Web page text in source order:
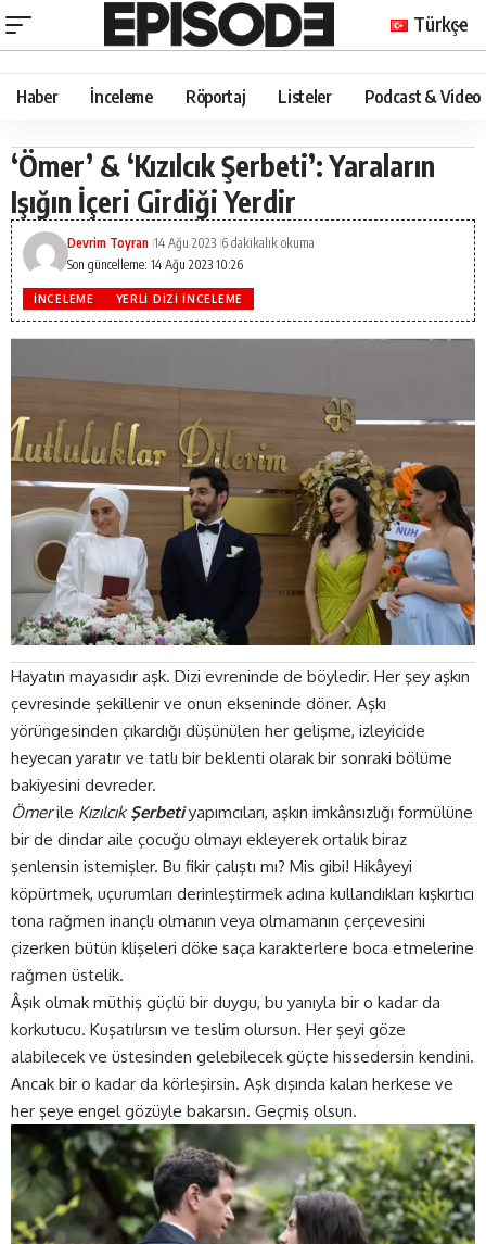
Türkçe
Haber İnceleme Röportaj Listeler Podcast & Video
‘Ömer’ & ‘Kızılcık Şerbeti’: Yaraların
Işığın İçeri Girdiği Yerdir
Son güncelleme: 14 Ağu 2023 10:26
Devrim Toyran 14 Ağu 2023 6 dakikalık okuma
İNCELEME YERLI DIZI İNCELEME
Hayatın mayasıdır aşk. Dizi evreninde de böyledir. Her şey aşkın
çevresinde şekillenir ve onun ekseninde döner. Aşkı
yörüngesinden çıkardığı düşünülen her gelişme, izleyicide
heyecan yaratır ve tatlı bir beklenti olarak bir sonraki bölüme
bakiyesini devreder.
Ömerile Kızılcık Şerbeti yapımcıları, aşkın imkânsızlığı formülüne
bir de dindar aile çocuğu olmayı ekleyerek ortalık biraz
şenlensin istemişler. Bu fikir çalıştı mı? Mis gibi! Hikâyeyi
köpürtmek, uçurumları derinleştirmek adına kullandıkları kışkırtıcı
tona rağmen inançlı olmanın veya olmamanın çerçevesini
çizerken bütün klişeleri döke saça karakterlere boca etmelerine
rağmen üstelik.
Âşık olmak müthiş güçlü bir duygu, bu yanıyla bir o kadar da
korkutucu. Kuşatılırsın ve teslim olursun. Her şeyi göze
alabilecek ve üstesinden gelebilecek güçte hissedersin kendini.
Ancak bir o kadar da körleşirsin. Aşk dışında kalan herkese ve
her şeye engel gözüyle bakarsın. Geçmiş olsun.